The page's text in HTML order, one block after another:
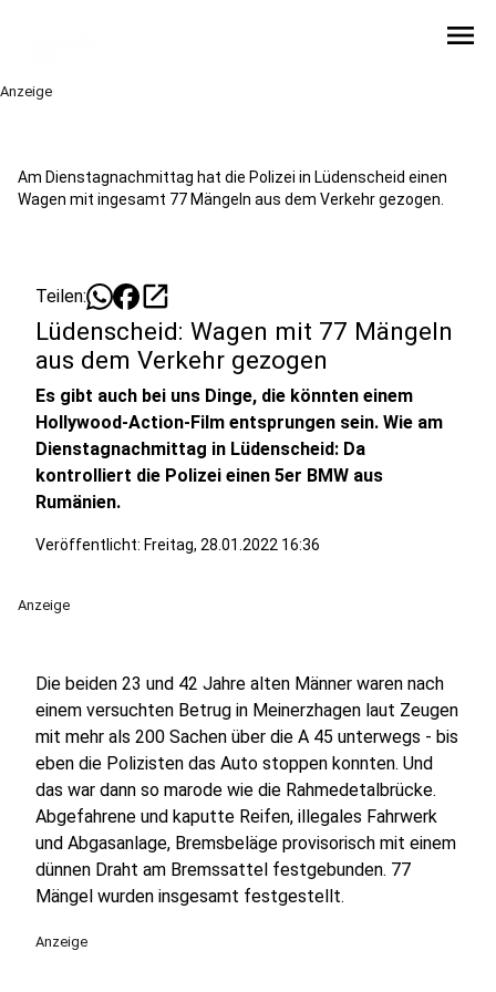
menu
Anzeige
Am Dienstagnachmittag hat die Polizei in Lüdenscheid einen
Wagen mit ingesamt 77 Mängeln aus dem Verkehr gezogen.
Teilen: open_in_new
Lüdenscheid: Wagen mit 77 Mängeln
aus dem Verkehr gezogen
Es gibt auch bei uns Dinge, die könnten einem
Hollywood-Action-Film entsprungen sein. Wie am
Dienstagnachmittag in Lüdenscheid: Da
kontrolliert die Polizei einen 5er BMW aus
Rumänien.
Veröffentlicht: Freitag, 28.01.2022 16:36
Anzeige
Die beiden 23 und 42 Jahre alten Männer waren nach
einem versuchten Betrug in Meinerzhagen laut Zeugen
mit mehr als 200 Sachen über die A 45 unterwegs - bis
eben die Polizisten das Auto stoppen konnten. Und
das war dann so marode wie die Rahmedetalbrücke.
Abgefahrene und kaputte Reifen, illegales Fahrwerk
und Abgasanlage, Bremsbeläge provisorisch mit einem
dünnen Draht am Bremssattel festgebunden. 77
Mängel wurden insgesamt festgestellt.
Anzeige